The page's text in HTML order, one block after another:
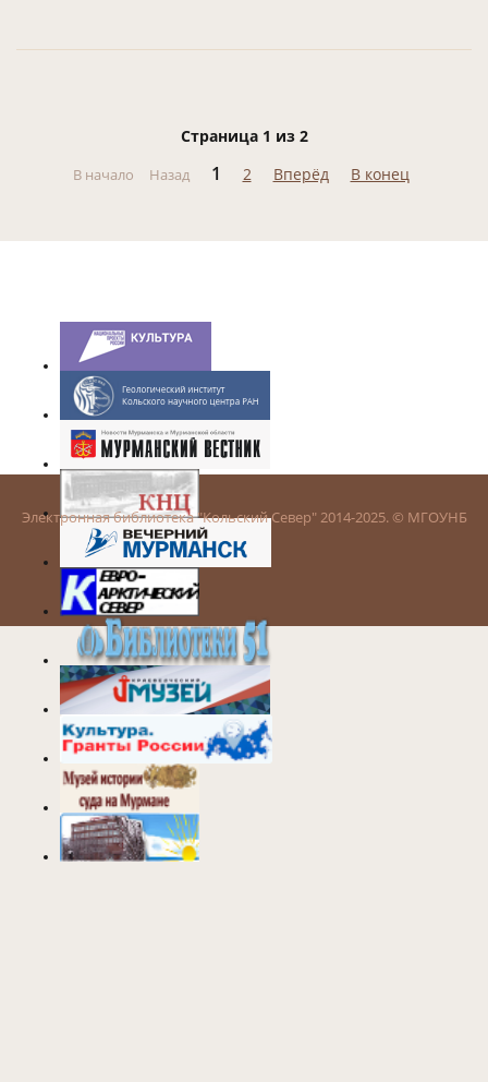
Страница 1 из 2
В начало Назад 1 2 Вперёд В конец
Электронная библиотека "Кольский Север" 2014-2025. © МГОУНБ